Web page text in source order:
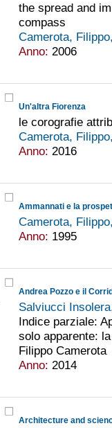
the spread and
compass
Camerota,
Anno: 2006
Un'altra Fiorenza
le corografie
Camerota,
Anno: 2016
Ammannati e la
Camerota,
Anno: 1995
Andrea Pozzo e il
Salviucci
Indice parziale:
solo apparente:
Filippo Camerota
Anno: 2014
Architecture and